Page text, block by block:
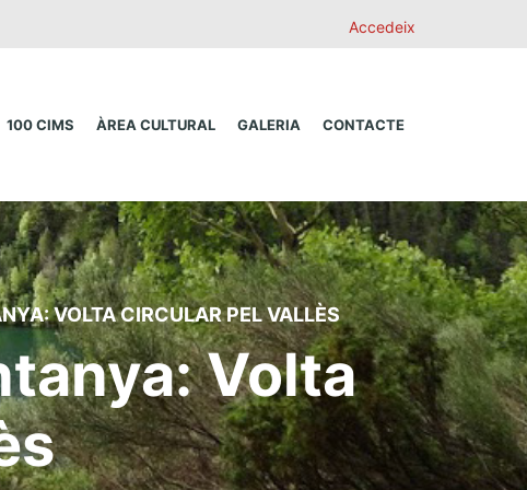
Accedeix
100 CIMS ÀREA CULTURAL GALERIA CONTACTE
VOLTA CIRCULAR PEL VALLÈS
Volta